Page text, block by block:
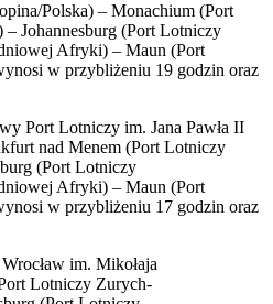
Polska) – Monachium (Port
Johannesburg (Port Lotniczy
Afryki) – Maun (Port
w przybliżeniu 19 godzin oraz
Port Lotniczy im. Jana Pawła II
nad Menem (Port Lotniczy
(Port Lotniczy
Afryki) – Maun (Port
w przybliżeniu 17 godzin oraz
im. Mikołaja
Lotniczy Zurych-